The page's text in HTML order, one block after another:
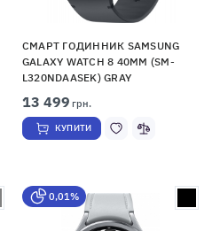
СМАРТ ГОДИННИК SAMSUNG
GALAXY WATCH 8 40MM (SM-
L320NDAASEK) GRAY
13 499 грн.
КУПИТИ
0,01%